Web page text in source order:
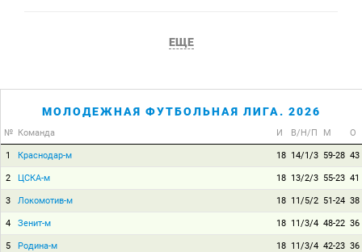
ЕЩЕ
МОЛОДЕЖНАЯ ФУТБОЛЬНАЯ ЛИГА. 2026
№ Команда И В/Н/П М О
1 Краснодар-м 18 14/1/3 59-28 43
2 ЦСКА-м 18 13/2/3 55-23 41
3 Локомотив-м 18 11/5/2 51-24 38
4 Зенит-м 18 11/3/4 48-22 36
5 Родина-м 18 11/3/4 42-23 36